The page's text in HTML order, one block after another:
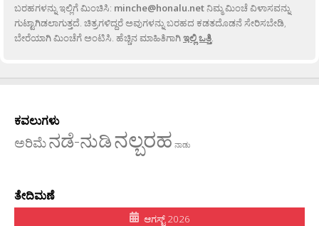
ಬರಹಗಳನ್ನು ಇಲ್ಲಿಗೆ ಮಿಂಚಿಸಿ: minche@honalu.netನಿಮ್ಮ ಮಿಂಚೆ ವಿಳಾಸವನ್ನು
ಗುಟ್ಟಾಗಿಡಲಾಗುತ್ತದೆ. ಚಿತ್ರಗಳಿದ್ದರೆ ಅವುಗಳನ್ನು ಬರಹದ ಕಡತದೊಡನೆ ಸೇರಿಸಬೇಡಿ,
ಬೇರೆಯಾಗಿ ಮಿಂಚೆಗೆ ಅಂಟಿಸಿ. ಹೆಚ್ಚಿನ ಮಾಹಿತಿಗಾಗಿಇಲ್ಲಿ ಒತ್ತಿ.
ಕವಲುಗಳು
ಅರಿಮೆನಡೆ-ನುಡಿನಲ್ಬರಹ ನಾಡು
ತೇದಿಮಣೆ
ಆಗಸ್ಟ್ 2026